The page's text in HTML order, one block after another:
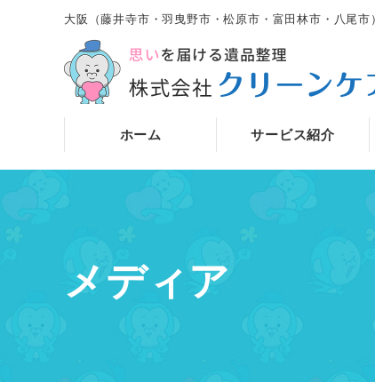
大阪（藤井寺市・羽曳野市・松原市・富田林市・八尾
ホーム サービス紹介
メディア